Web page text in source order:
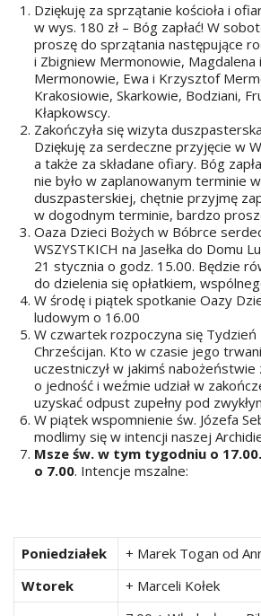
Dziękuję za sprzątanie kościoła i
w wys. 180 zł – Bóg zapłać! W
proszę do sprzątania następujące
i Zbigniew Mermonowie, Magdalena
Mermonowie, Ewa i Krzysztof
Krakosiowie, Skarkowie, Bodziani,
Kłapkowscy.
Zakończyła się wizyta
Dziękuję za serdeczne przyjęcie w
a także za składane ofiary. Bóg
nie było w zaplanowanym terminie
duszpasterskiej, chętnie przyjmę
w dogodnym terminie, bardzo
Oaza Dzieci Bożych w Bóbrce
WSZYSTKICH na Jasełka do Domu
21 stycznia o godz. 15.00. Będzie
do dzielenia się opłatkiem,
W środę i piątek spotkanie Oazy
ludowym o 16.00
W czwartek rozpoczyna się Tydzień
Chrześcijan. Kto w czasie jego
uczestniczył w jakimś
o jedność i weźmie udział w
uzyskać odpust zupełny pod
W piątek wspomnienie św. Józefa
modlimy się w intencji naszej
Msze św. w tym tygodniu o
o 7.00. Intencje mszalne:
Poniedziałek
+ Marek Togan od
Wtorek
+ Marceli Kołek